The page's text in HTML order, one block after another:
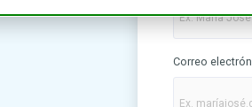
Correo